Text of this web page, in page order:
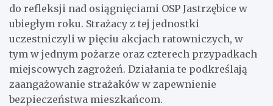
do refleksji nad osiągnięciami OSP Jastrzębice w
ubiegłym roku. Strażacy z tej jednostki
uczestniczyli w pięciu akcjach ratowniczych, w
tym w jednym pożarze oraz czterech przypadkach
miejscowych zagrożeń. Działania te podkreślają
zaangażowanie strażaków w zapewnienie
bezpieczeństwa mieszkańcom.